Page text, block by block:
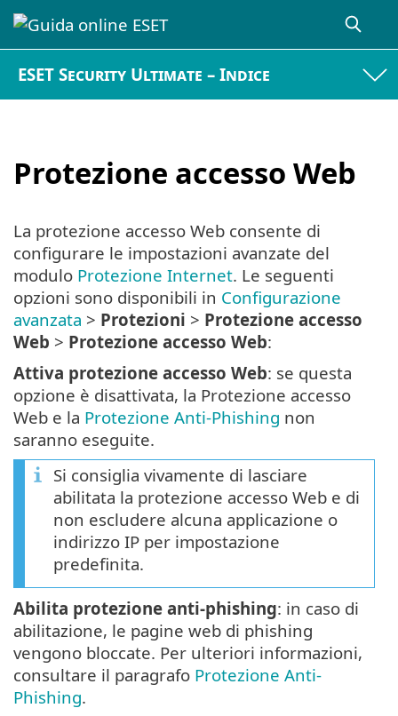
ESET Security Ultimate – Indice
Protezione accesso Web
La protezione accesso Web consente di
configurare le impostazioni avanzate del
modulo Protezione Internet. Le seguenti
opzioni sono disponibili in Configurazione
avanzata > Protezioni > Protezione accesso
Web > Protezione accesso Web:
Attiva protezione accesso Web: se questa
opzione è disattivata, la Protezione accesso
Web e la Protezione Anti-Phishing non
saranno eseguite.
Si consiglia vivamente di lasciare
abilitata la protezione accesso Web e di
non escludere alcuna applicazione o
indirizzo IP per impostazione
predefinita.
Abilita protezione anti-phishing: in caso di
abilitazione, le pagine web di phishing
vengono bloccate. Per ulteriori informazioni,
consultare il paragrafo Protezione Anti-
Phishing.